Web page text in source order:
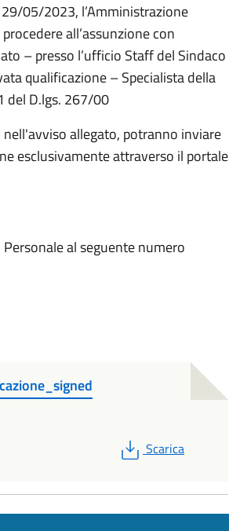
05/2023, l’Amministrazione
all’assunzione con
– presso l’ufficio Staff del Sindaco
qualificazione – Specialista della
del D.lgs. 267/00
allegato, potranno inviare
esclusivamente attraverso il portale
al seguente numero
PDF
Scarica